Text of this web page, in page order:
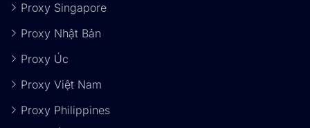
Proxy Singapore
Proxy Nhật Bản
Proxy Úc
Proxy Việt Nam
Proxy Philippines